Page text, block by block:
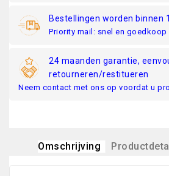
Bestellingen worden binnen
Priority mail: snel en goedkoop
24 maanden garantie,
retourneren/restitueren
Neem contact met ons op voordat u
Omschrijving